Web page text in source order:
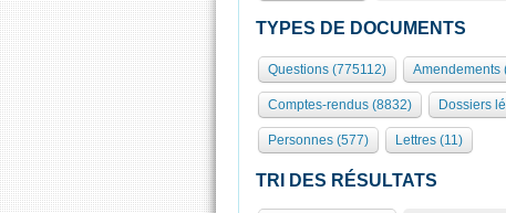
TYPES DE DOCUMENTS
Questions (775112) Amendements
Comptes-rendus (8832) Dossiers
Personnes (577) Lettres (11)
TRI DES RÉSULTATS